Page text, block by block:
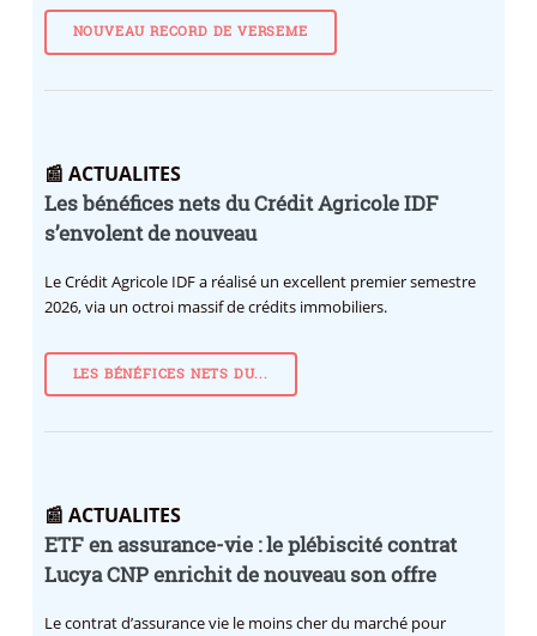
NOUVEAU RECORD DE VERSEME
📰 ACTUALITES
Les bénéfices nets du Crédit Agricole IDF
s’envolent de nouveau
Le Crédit Agricole IDF a réalisé un excellent premier semestre
2026, via un octroi massif de crédits immobiliers.
LES BÉNÉFICES NETS DU...
📰 ACTUALITES
ETF en assurance-vie : le plébiscité contrat
Lucya CNP enrichit de nouveau son offre
Le contrat d’assurance vie le moins cher du marché pour